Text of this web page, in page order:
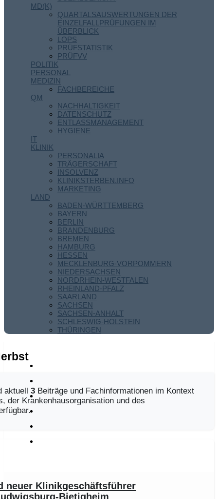
MD(K)
QUARTALSAUSWERTUNGEN DER
EINZELFALLPRÜFUNGEN IM
ÜBERBLICK
LOPS
PRÜFSTATISTIK
PRÜFVV
POLITIK
PERSONAL
MEDIZIN
FACHBEREICHE
QM
NACHHALTIGKEIT
DATENSCHUTZ
ENTLASSMANAGEMENT
HYGIENE
IT
KLINIK
PERSONALIA
TRÄGERSCHAFT
INSOLVENZ
KLINIKSTERBEN.INFO
MARKETING
LAND
BADEN-WÜRTTEMBERG
BAYERN
BERLIN
BRANDENBURG
BREMEN
HAMBURG
HESSEN
MECKLENBURG-VORPOMMERN
NIEDERSACHSEN
NORDRHEIN-WESTFALEN
RHEINLAND-PFALZ
SAARLAND
SACHSEN
SACHSEN-ANHALT
SCHLESWIG-HOLSTEIN
THÜRINGEN
aktuell 3 Beiträge und Fachinformationen im Kontext
der Krankenhausorganisation und des
neuer Klinikgeschäftsführer
Bietigheim